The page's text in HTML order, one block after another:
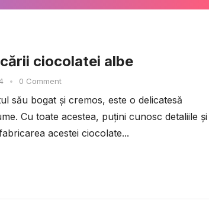
ciocolatei albe
• 0 Comment
său bogat și cremos, este o delicatesă
Cu toate acestea, puțini cunosc detaliile și
acestei ciocolate...